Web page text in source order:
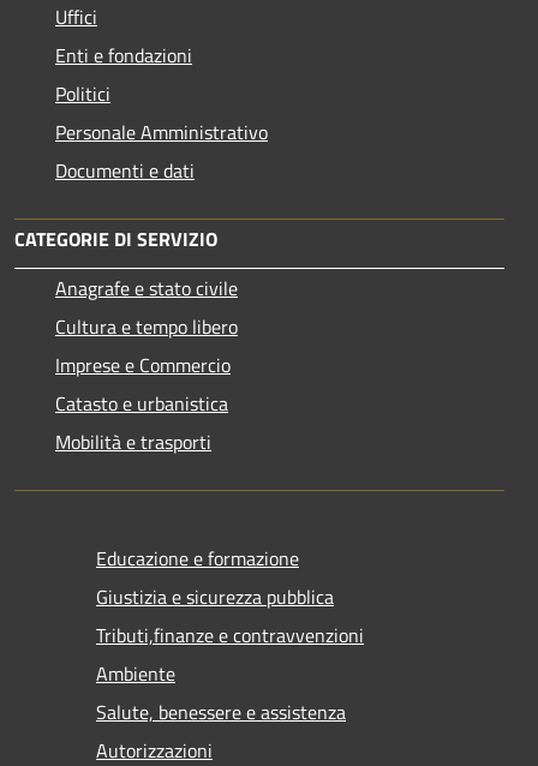
Uffici
Enti e fondazioni
Politici
Personale Amministrativo
Documenti e dati
CATEGORIE DI SERVIZIO
Anagrafe e stato civile
Cultura e tempo libero
Imprese e Commercio
Catasto e urbanistica
Mobilità e trasporti
Educazione e formazione
Giustizia e sicurezza pubblica
Tributi,finanze e contravvenzioni
Ambiente
Salute, benessere e assistenza
Autorizzazioni